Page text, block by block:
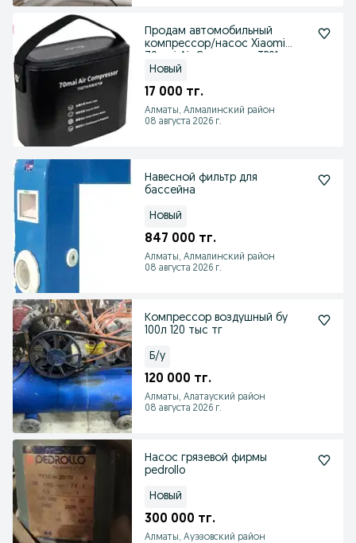
Продам автомобильный
компрессор/насос Xiaomi
Новый
17 000 тг.
Алматы, Алмалинский район
08 августа 2026 г.
Навесной фильтр для
бассейна
Новый
847 000 тг.
Алматы, Алмалинский район
08 августа 2026 г.
Компрессор воздушный бу
100л 120 тыс тг
Б/у
120 000 тг.
Алматы, Алатауский район
08 августа 2026 г.
Насос грязевой фирмы
pedrollo
Новый
300 000 тг.
Алматы, Ауэзовский район